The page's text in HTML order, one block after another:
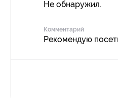
Не обнаружил.
Комментарий
Рекомендую